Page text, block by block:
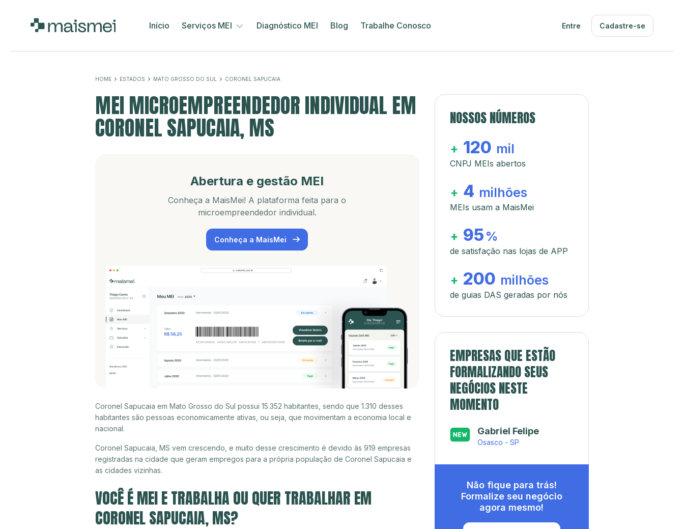
Início Serviços MEI Diagnóstico MEI Blog Trabalhe Conosco Entre Cadastre-se
HOME ESTADOS MATO GROSSO DO SUL CORONEL SAPUCAIA
MEI MICROEMPREENDEDOR INDIVIDUAL EM
CORONEL SAPUCAIA, MS
Abertura e gestão MEI
Conheça a MaisMei! A plataforma feita para o
microempreendedor individual.
Conheça a MaisMei
Coronel Sapucaia em Mato Grosso do Sul possui 15.352 habitantes, sendo que 1.310 desses
habitantes são pessoas economicamente ativas, ou seja, que movimentam a economia local e
nacional.
Coronel Sapucaia, MS vem crescendo, e muito desse crescimento é devido às 919 empresas
registradas na cidade que geram empregos para a própria população de Coronel Sapucaia e
as cidades vizinhas.
VOCÊ É MEI E TRABALHA OU QUER TRABALHAR EM
CORONEL SAPUCAIA, MS?
NOSSOS NÚMEROS
+ 120 mil
CNPJ MEIs abertos
+ 4 milhões
MEIs usam a MaisMei
+ 95 %
de satisfação nas lojas de APP
+ 200 milhões
de guias DAS geradas por nós
EMPRESAS QUE ESTÃO
FORMALIZANDO SEUS
NEGÓCIOS NESTE
MOMENTO
Gabriel Felipe
Osasco - SP
Não fique para trás!
Formalize seu negócio
agora mesmo!